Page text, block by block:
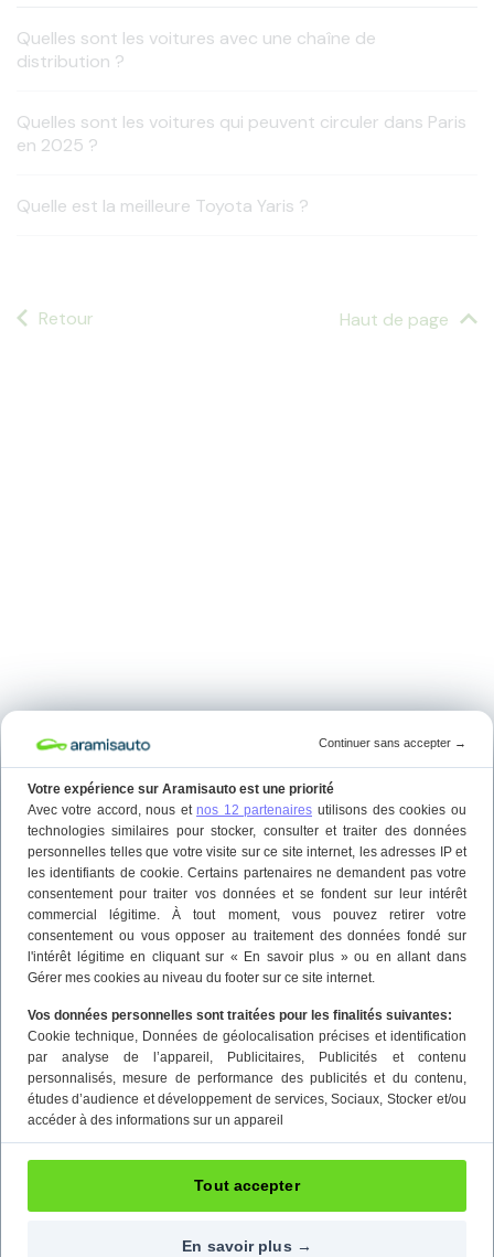
Continuer sans accepter →
Votre expérience sur Aramisauto est une priorité
Avec votre accord, nous et nos 12 partenaires utilisons des cookies ou
technologies similaires pour stocker, consulter et traiter des données
personnelles telles que votre visite sur ce site internet, les adresses IP et
les identifiants de cookie. Certains partenaires ne demandent pas votre
consentement pour traiter vos données et se fondent sur leur intérêt
commercial légitime. À tout moment, vous pouvez retirer votre
consentement ou vous opposer au traitement des données fondé sur
l'intérêt légitime en cliquant sur « En savoir plus » ou en allant dans
Gérer mes cookies au niveau du footer sur ce site internet.
Vos données personnelles sont traitées pour les finalités suivantes:
Cookie technique, Données de géolocalisation précises et identification
par analyse de l’appareil , Publicitaires, Publicités et contenu
personnalisés, mesure de performance des publicités et du contenu,
études d’audience et développement de services, Sociaux, Stocker et/ou
accéder à des informations sur un appareil
En savoir plus →
Tout accepter
Quelles sont les voitures avec une chaîne de
distribution ?
Quelles sont les voitures qui peuvent circuler dans Paris
en 2025 ?
Quelle est la meilleure Toyota Yaris ?
Retour Haut de page